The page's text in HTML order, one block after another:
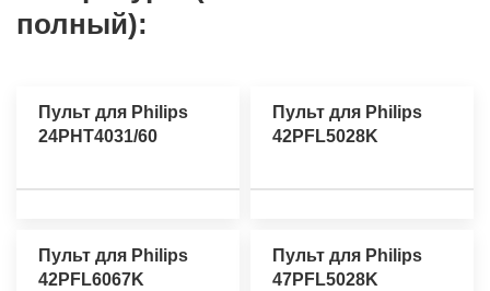
полный):
Пульт для Philips
24PHT4031/60
Пульт для Philips
42PFL5028K
Пульт для Philips
42PFL6067K
Пульт для Philips
47PFL5028K